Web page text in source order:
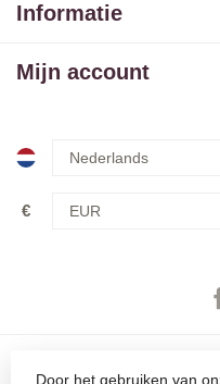
Informatie
Mijn account
€
Door het gebruiken van